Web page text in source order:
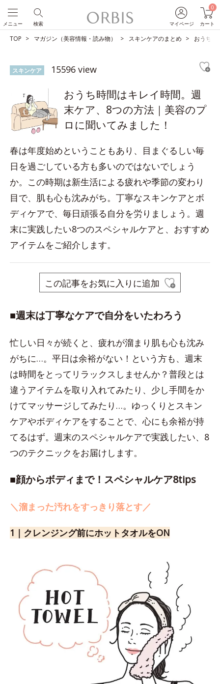
マイページ
0
カート
検索
メニュー
TOP マガジン（美容情報・読み物） スキンケアのまとめ おうち時
スキンケア 15596 view
おうち時間はキレイ時間。週
末ケア、8つの方法｜美容のプ
ロに聞いてみました！
春は年度始めということもあり、目まぐるしい毎
日を過ごしている方も多いのではないでしょう
か。この時期は新生活による疲れや季節の変わり
目で、肌も心も沈みがち。丁寧なスキンケアとボ
ディケアで、毎日頑張る自分を労りましょう。週
末に実践したい8つのスペシャルケアと、おすすめ
アイテムをご紹介します。
この記事をお気に入りに追加
■週末は丁寧なケアで自分をいたわろう
忙しい日々が続くと、疲れが溜まり肌も心も沈み
がちに…。平日は余裕がない！という方も、週末
は時間をとってリラックスしませんか？普段とは
違うアイテムを取り入れてみたり、少し手間をか
けてマッサージしてみたり…。ゆっくりとスキン
ケアやボディケアをすることで、心にも余裕が持
てるはず。週末のスペシャルケアで実践したい、8
つのテクニックをお届けします。
■顔からボディまで！スペシャルケア8tips
＼溜まった汚れをすっきり落とす／
1｜クレンジング前にホットタオルをON